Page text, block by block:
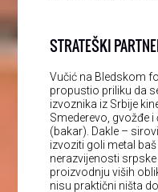
STRATEŠKI
Vučić na Bledskom
propustio priliku da
izvoznika iz Srbije
Smederevo, gvožđe
(bakar). Dakle –
izvoziti goli metal
nerazvijenosti
proizvodnju viših
nisu praktični ništa